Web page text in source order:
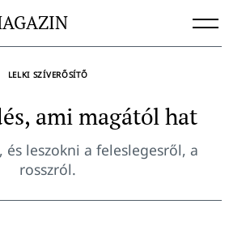
LELKI SZÍVERŐSÍTŐ
ami magától hat
és leszokni a feleslegesről, a
rosszról.